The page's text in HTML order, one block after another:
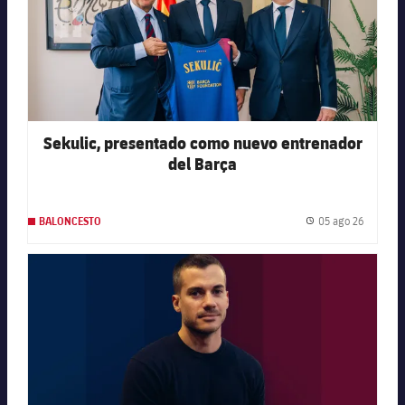
Sekulic, presentado como nuevo entrenador
del Barça
BALONCESTO Fecha
05 ago 26
FC Barcelona club badge